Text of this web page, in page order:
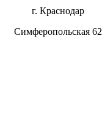
г. Краснодар
Симферопольская 62